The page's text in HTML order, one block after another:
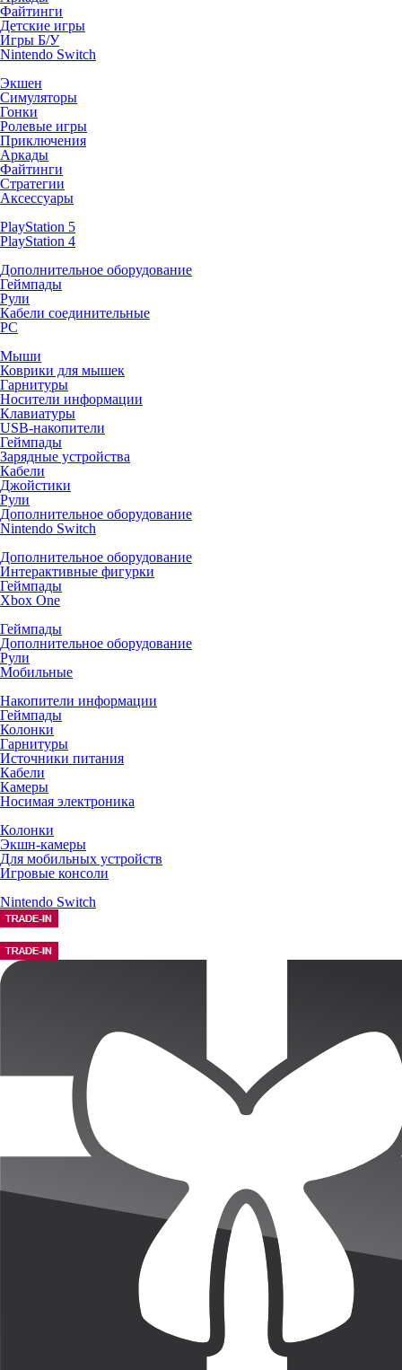
Файтинги
Детские игры
Игры Б/У
Nintendo Switch
Экшен
Симуляторы
Гонки
Ролевые игры
Приключения
Аркады
Файтинги
Стратегии
Аксессуары
PlayStation 5
PlayStation 4
Дополнительное оборудование
Геймпады
Рули
Кабели соединительные
PC
Мыши
Коврики для мышек
Гарнитуры
Носители информации
Клавиатуры
USB-накопители
Геймпады
Зарядные устройства
Кабели
Джойстики
Рули
Дополнительное оборудование
Nintendo Switch
Дополнительное оборудование
Интерактивные фигурки
Геймпады
Xbox One
Геймпады
Дополнительное оборудование
Рули
Мобильные
Накопители информации
Геймпады
Колонки
Гарнитуры
Источники питания
Кабели
Камеры
Носимая электроника
Колонки
Экшн-камеры
Для мобильных устройств
Игровые консоли
Nintendo Switch